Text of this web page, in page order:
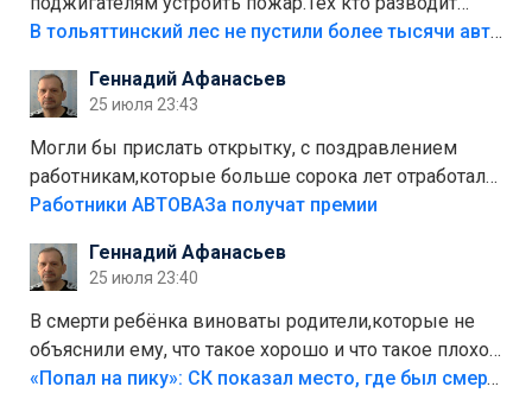
костры,тех надо безбожно штрафовать.Камер полно
Штрафы мизерные.
В тольяттинский лес не пустили более тысячи автомобилей
Геннадий Афанасьев
25 июля 23:43
Могли бы прислать открытку, с поздравлением
работникам,которые больше сорока лет отработали
на предприятии.
Работники АВТОВАЗа получат премии
Геннадий Афанасьев
25 июля 23:40
В смерти ребёнка виноваты родители,которые не
объяснили ему, что такое хорошо и что такое плохо!
Лезть через такой забор,верх безумия,есть же
«Попал на пику»: СК показал место, где был смертельно травмирован ребенок в Тольятти